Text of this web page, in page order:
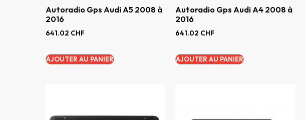
Autoradio Gps Audi A5 2008 à
2016
641.02 CHF
AJOUTER AU PANIER
Autoradio Gps Audi A4 2008 à
2016
641.02 CHF
AJOUTER AU PANIER